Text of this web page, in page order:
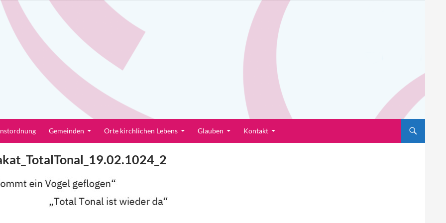
Gemeinden Orte kirchlichen Lebens Glauben Kontakt